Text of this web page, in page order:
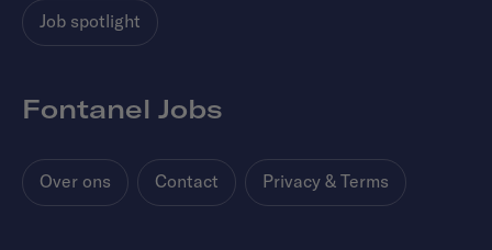
Job spotlight
Fontanel Jobs
Over ons Contact Privacy & Terms